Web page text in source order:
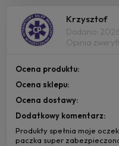
Krzysztof
Dodano:
Opinia
Ocena produktu:
Ocena sklepu:
Ocena dostawy:
Dodatkowy komentarz:
Produkty spełnia moje
paczka super